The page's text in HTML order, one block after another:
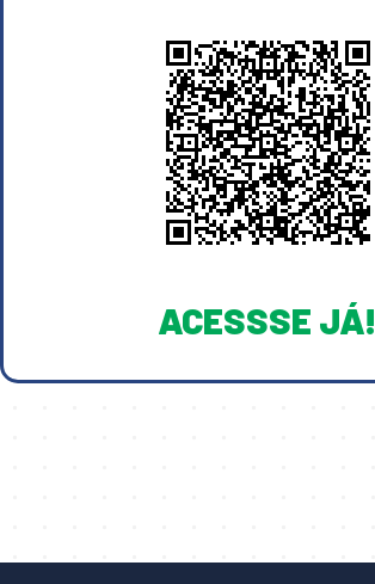
ACESSSE JÁ!